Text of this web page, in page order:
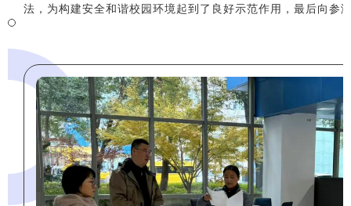
法，为构建安全和谐校园环境起到了良好示范作用，最后向参